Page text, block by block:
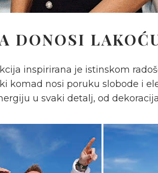
DONOSI
inspirirana je istinskom
komad nosi poruku slobode i
u svaki detalj, od